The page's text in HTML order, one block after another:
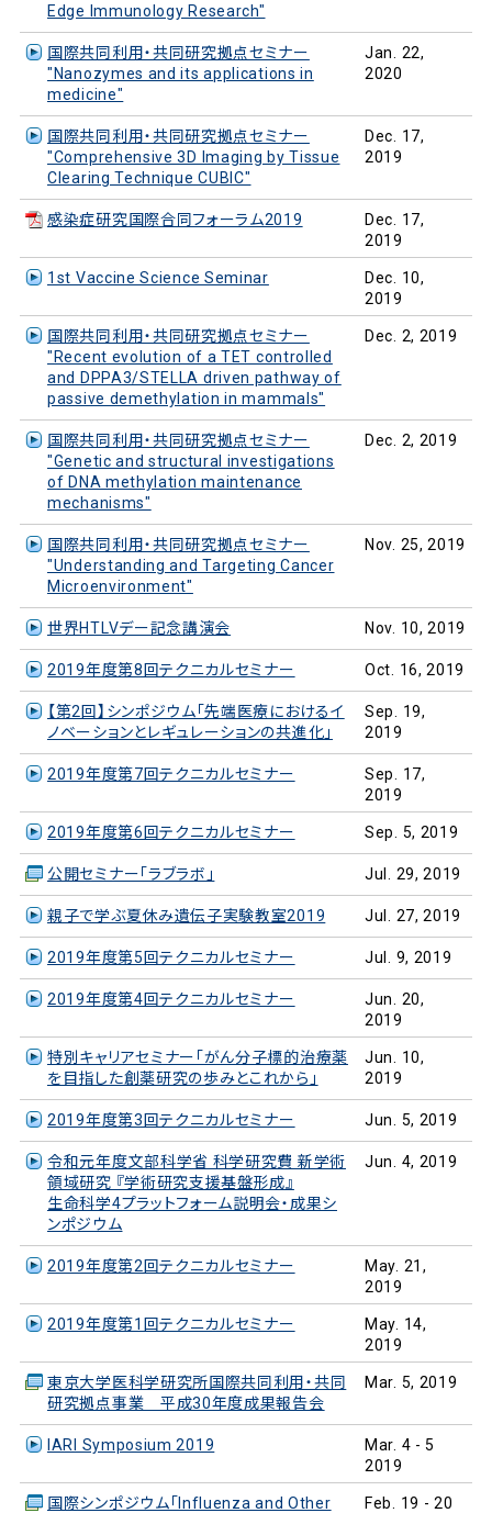
Edge Immunology Research"
国際共同利用・共同研究拠点セミナー
"Nanozymes and its applications in
medicine"
Jan. 22,
2020
国際共同利用・共同研究拠点セミナー
"Comprehensive 3D Imaging by Tissue
Clearing Technique CUBIC"
Dec. 17,
2019
感染症研究国際合同フォーラム2019
Dec. 17,
2019
1st Vaccine Science Seminar
Dec. 10,
2019
国際共同利用・共同研究拠点セミナー
"Recent evolution of a TET controlled
and DPPA3/STELLA driven pathway of
passive demethylation in mammals"
Dec. 2, 2019
国際共同利用・共同研究拠点セミナー
"Genetic and structural investigations
of DNA methylation maintenance
mechanisms"
Dec. 2, 2019
国際共同利用・共同研究拠点セミナー
"Understanding and Targeting Cancer
Microenvironment"
Nov. 25, 2019
世界HTLVデー記念講演会 Nov. 10, 2019
2019年度第8回テクニカルセミナー Oct. 16, 2019
【第2回】シンポジウム「先端医療におけるイ
ノベーションとレギュレーションの共進化」
Sep. 19,
2019
2019年度第7回テクニカルセミナー
Sep. 17,
2019
2019年度第6回テクニカルセミナー Sep. 5, 2019
公開セミナー「ラブラボ」 Jul. 29, 2019
親子で学ぶ夏休み遺伝子実験教室2019 Jul. 27, 2019
2019年度第5回テクニカルセミナー Jul. 9, 2019
2019年度第4回テクニカルセミナー
Jun. 20,
2019
特別キャリアセミナー「がん分子標的治療薬
を目指した創薬研究の歩みとこれから」
Jun. 10,
2019
2019年度第3回テクニカルセミナー Jun. 5, 2019
令和元年度文部科学省 科学研究費 新学術
領域研究 『学術研究支援基盤形成』
生命科学4プラットフォーム説明会・成果シ
ンポジウム
Jun. 4, 2019
2019年度第2回テクニカルセミナー
May. 21,
2019
2019年度第1回テクニカルセミナー
May. 14,
2019
東京大学医科学研究所国際共同利用・共同
研究拠点事業 平成30年度成果報告会
Mar. 5, 2019
IARI Symposium 2019
Mar. 4 - 5
2019
国際シンポジウム「Influenza and Other
Feb. 19 - 20